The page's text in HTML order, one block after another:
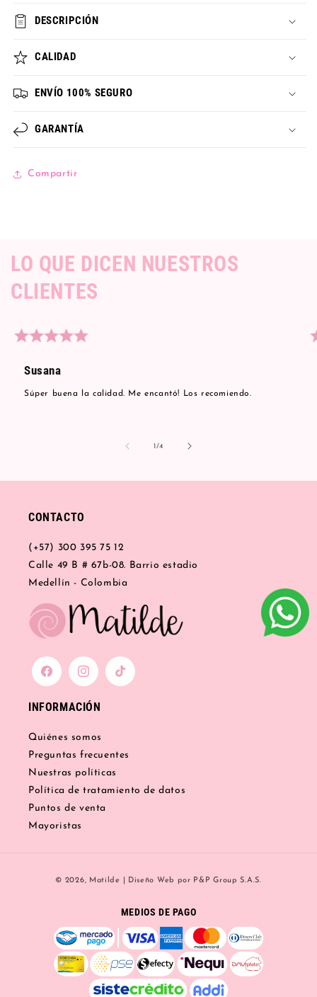
DESCRIPCIÓN
CALIDAD
ENVÍO 100% SEGURO
GARANTÍA
Compartir
LO QUE DICEN NUESTROS
CLIENTES
Susana
Súper buena la calidad. Me encantó! Los recomiendo.
1/de
4
CONTACTO
(+57) 300 395 75 12
Calle 49 B # 67b-08. Barrio estadio
Medellín - Colombia
FacebookInstagramTikTok
INFORMACIÓN
Quiénes somos
Preguntas frecuentes
Nuestras políticas
Política de tratamiento de datos
Puntos de venta
Mayoristas
pago
© 2026, Matilde Diseño Web por P&P Group S.A.S.
MEDIOS DE PAGO